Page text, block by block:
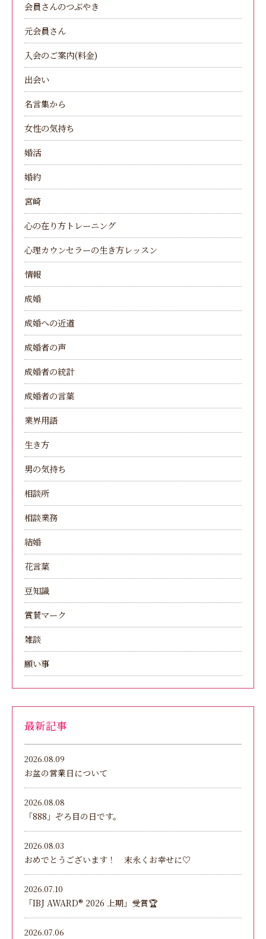
会員さんのつぶやき
元会員さん
入会のご案内(料金)
出会い
名言集から
女性の気持ち
婚活
婚約
宮崎
心の在り方トレーニング
心理カウンセラーの生き方レッスン
情報
成婚
成婚への近道
成婚者の声
成婚者の統計
成婚者の言葉
業界用語
生き方
男の気持ち
相談所
相談業務
結婚
花言葉
豆知識
賞賛マーク
雑談
願い事
最新記事
2026.08.09
お盆の営業日について
2026.08.08
「888」ぞろ目の日です。
2026.08.03
おめでとうございます！ 末永くお幸せに♡
2026.07.10
「IBJ AWARD®︎ 2026 上期」受賞🏆
2026.07.06